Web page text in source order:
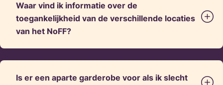
Waar vind ik informatie over de
toegankelijkheid van de verschillende locaties
van het NoFF?
Is er een aparte garderobe voor als ik slecht